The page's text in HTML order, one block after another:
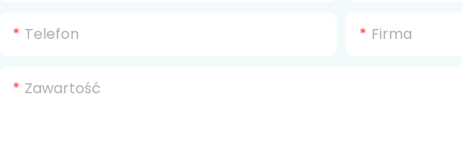
Telefon Firma
Zawartość